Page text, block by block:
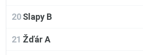
20 Slapy B
21 Žďár A